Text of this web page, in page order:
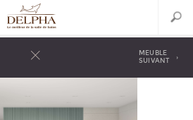
MEUBLE
SUIVANT
›